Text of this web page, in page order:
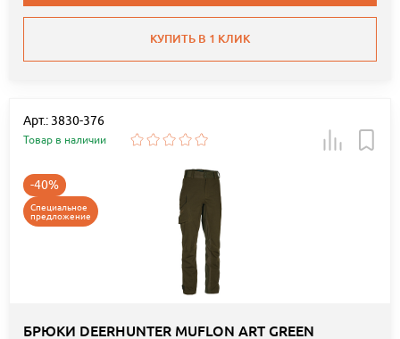
КУПИТЬ В 1 КЛИК
Арт.: 3830-376
Товар в наличии
-40%
Специальное
предложение
БРЮКИ DEERHUNTER MUFLON ART GREEN